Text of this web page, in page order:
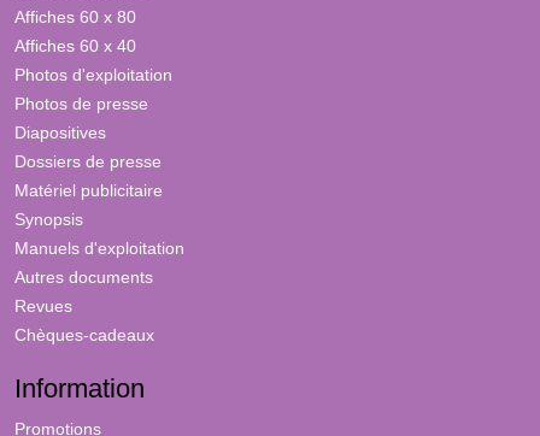
Affiches 60 x 80
Affiches 60 x 40
Photos d'exploitation
Photos de presse
Diapositives
Dossiers de presse
Matériel publicitaire
Synopsis
Manuels d'exploitation
Autres documents
Revues
Chèques-cadeaux
Information
Promotions